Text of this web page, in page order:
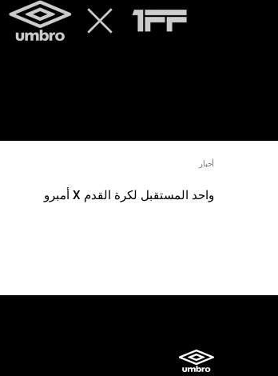
أخبار
واحد المستقبل لكرة القدم X أمبرو